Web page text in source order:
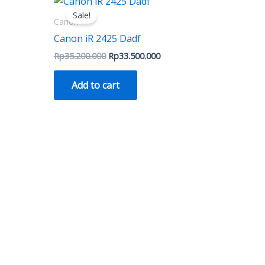
Sale!
Canon
Canon iR 2425 Dadf
Rp35.200.000 Rp33.500.000
Add to cart